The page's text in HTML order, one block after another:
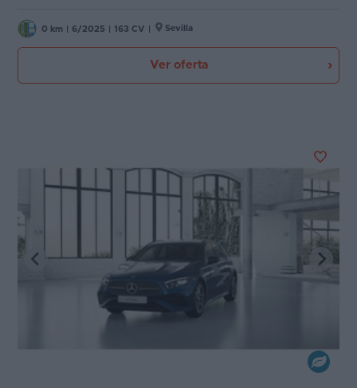
0 km 6/2025 163 CV Sevilla
Ver oferta